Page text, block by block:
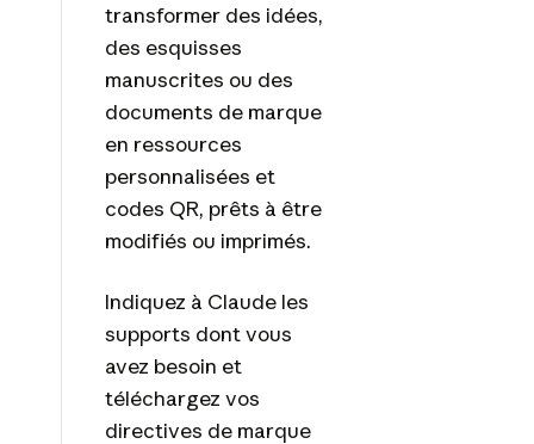
transformer des idées,
des esquisses
manuscrites ou des
documents de marque
en ressources
personnalisées et
codes QR, prêts à être
modifiés ou imprimés.
Indiquez à Claude les
supports dont vous
avez besoin et
téléchargez vos
directives de marque